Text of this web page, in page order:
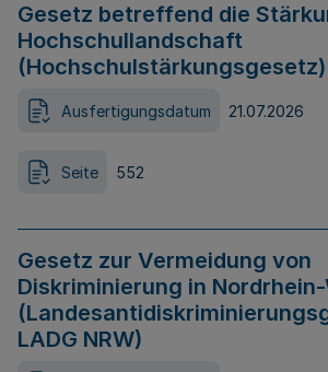
Gesetz betreffend die
Hochschullandschaft
(Hochschulstärkungsgesetz)
Ausfertigungsdatum 21.07.2026
Seite 552
Gesetz zur Vermeidung von
Diskriminierung in
LADG NRW)